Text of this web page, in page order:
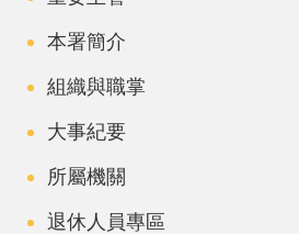
本署簡介
組織與職掌
大事紀要
所屬機關
退休人員專區